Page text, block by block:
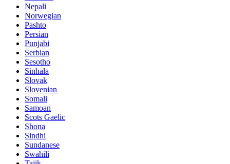
Nepali
Norwegian
Pashto
Persian
Punjabi
Serbian
Sesotho
Sinhala
Slovak
Slovenian
Somali
Samoan
Scots Gaelic
Shona
Sindhi
Sundanese
Swahili